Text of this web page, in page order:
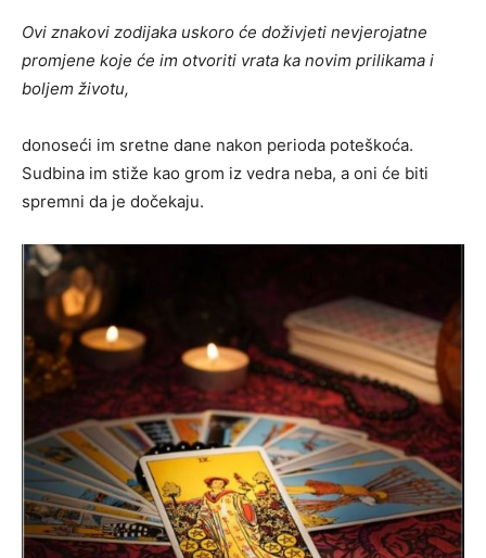
Ovi znakovi zodijaka uskoro će doživjeti nevjerojatne
promjene koje će im otvoriti vrata ka novim prilikama i
boljem životu,
donoseći im sretne dane nakon perioda poteškoća.
Sudbina im stiže kao grom iz vedra neba, a oni će biti
spremni da je dočekaju.